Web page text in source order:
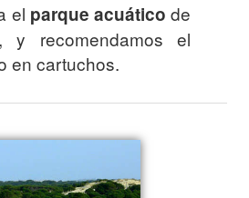
el parque acuático de
y recomendamos el
en cartuchos.